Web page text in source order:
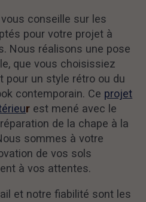
conseille sur les
pour votre projet à
Nous réalisons une pose
que vous choisissiez
pour un style rétro ou du
contemporain. Ce projet
r est mené avec le
de la chape à la
sommes à votre
de vos sols
à vos attentes.
et notre fiabilité sont les